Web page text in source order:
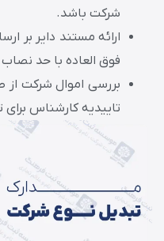
شرکت باشد.
ارائه مستند دایر بر
فوق ‌العاده با حد
بررسی اموال شرکت
تاییدیه کارشناس